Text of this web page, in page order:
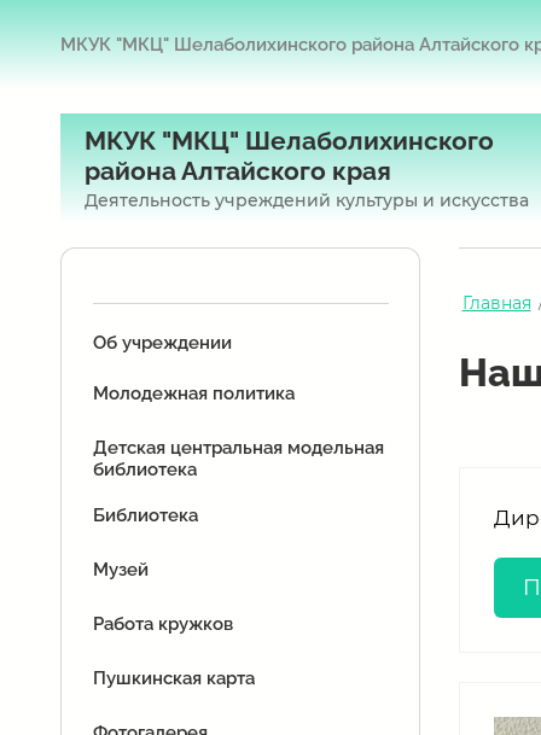
МКУК "МКЦ" Шелаболихинского района Алтайского
МКУК "МКЦ" Шелаболихинского
района Алтайского края
Деятельность учреждений культуры и искусства
Об учреждении
Молодежная политика
Детская центральная модельная
библиотека
Библиотека
Музей
Работа кружков
Пушкинская карта
Главная